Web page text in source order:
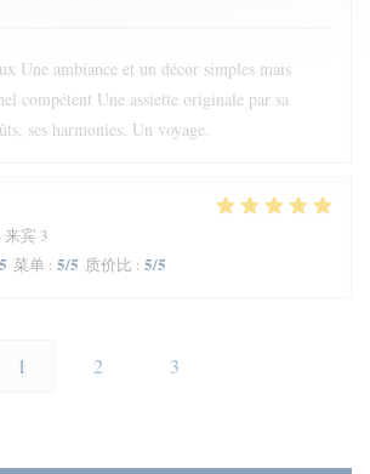
Une ambiance et un décor simples mais
compétent Une assiette originale par sa
ses harmonies. Un voyage.
来宾 3
菜单 : 5/5 质价比 : 5/5
1 2 3